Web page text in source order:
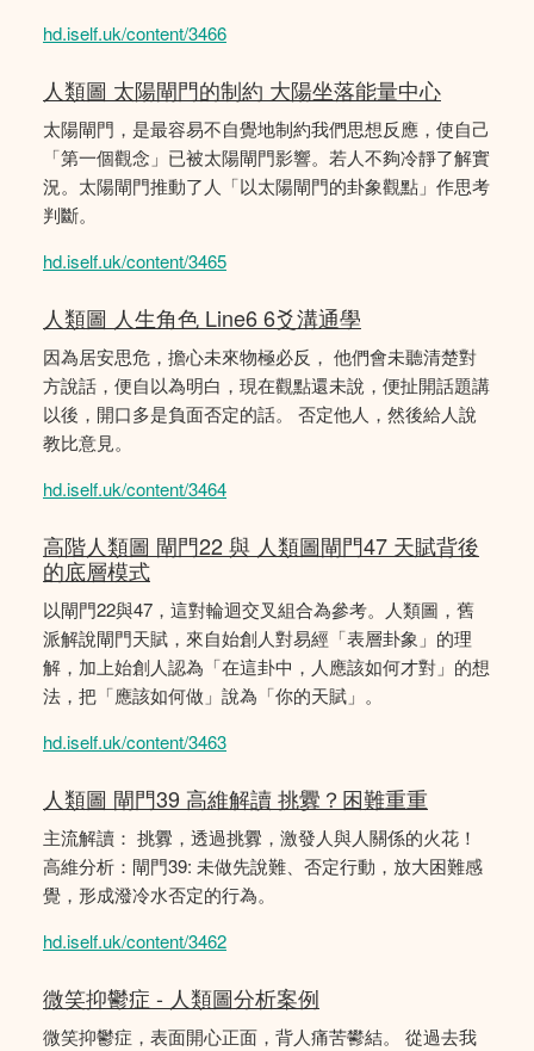
hd.iself.uk/content/3466
人類圖 太陽閘門的制約 大陽坐落能量中心
太陽閘門，是最容易不自覺地制約我們思想反應，使自己
「第一個觀念」已被太陽閘門影響。若人不夠冷靜了解實
況。太陽閘門推動了人「以太陽閘門的卦象觀點」作思考
判斷。
hd.iself.uk/content/3465
人類圖 人生角色 Line6 6爻溝通學
因為居安思危，擔心未來物極必反， 他們會未聽清楚對
方說話，便自以為明白，現在觀點還未說，便扯開話題講
以後，開口多是負面否定的話。 否定他人，然後給人說
教比意見。
hd.iself.uk/content/3464
高階人類圖 閘門22 與 人類圖閘門47 天賦背後
的底層模式
以閘門22與47，這對輪迴交叉組合為參考。人類圖，舊
派解說閘門天賦，來自始創人對易經「表層卦象」的理
解，加上始創人認為「在這卦中，人應該如何才對」的想
法，把「應該如何做」說為「你的天賦」。
hd.iself.uk/content/3463
人類圖 閘門39 高維解讀 挑釁？困難重重
主流解讀： 挑釁，透過挑釁，激發人與人關係的火花！
高維分析：閘門39: 未做先說難、否定行動，放大困難感
覺，形成潑冷水否定的行為。
hd.iself.uk/content/3462
微笑抑鬱症 - 人類圖分析案例
微笑抑鬱症，表面開心正面，背人痛苦鬰結。 從過去我